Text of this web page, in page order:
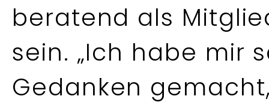
beratend als
sein. „Ich habe mir
Gedanken